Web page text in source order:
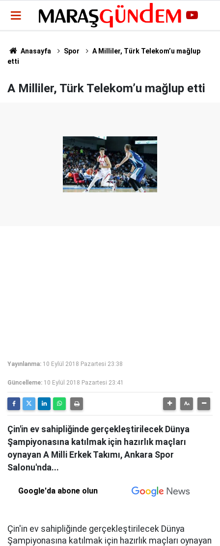
Anasayfa Spor
A Milliler, Türk Telekom’u mağlup
etti
A Milliler, Türk Telekom’u mağlup etti
Yayınlanma: 10 Eylül 2018 Pazartesi 23:38
Güncelleme: 10 Eylül 2018 Pazartesi 23:41
Çin'in ev sahipliğinde gerçekleştirilecek Dünya
Şampiyonasına katılmak için hazırlık maçları
oynayan A Milli Erkek Takımı, Ankara Spor
Salonu'nda...
Google'da abone olun
Çin'in ev sahipliğinde gerçekleştirilecek Dünya
Şampiyonasına katılmak için hazırlık maçları oynayan